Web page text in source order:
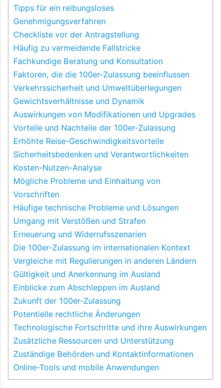
Tipps für ein reibungsloses
Genehmigungsverfahren
Checkliste vor der Antragstellung
Häufig zu vermeidende Fallstricke
Fachkundige Beratung und Konsultation
Faktoren, die die 100er-Zulassung beeinflussen
Verkehrssicherheit und Umweltüberlegungen
Gewichtsverhältnisse und Dynamik
Auswirkungen von Modifikationen und Upgrades
Vorteile und Nachteile der 100er-Zulassung
Erhöhte Reise-Geschwindigkeitsvorteile
Sicherheitsbedenken und Verantwortlichkeiten
Kosten-Nutzen-Analyse
Mögliche Probleme und Einhaltung von
Vorschriften
Häufige technische Probleme und Lösungen
Umgang mit Verstößen und Strafen
Erneuerung und Widerrufsszenarien
Die 100er-Zulassung im internationalen Kontext
Vergleiche mit Regulierungen in anderen Ländern
Gültigkeit und Anerkennung im Ausland
Einblicke zum Abschleppen im Ausland
Zukunft der 100er-Zulassung
Potentielle rechtliche Änderungen
Technologische Fortschritte und ihre Auswirkungen
Zusätzliche Ressourcen und Unterstützung
Zuständige Behörden und Kontaktinformationen
Online-Tools und mobile Anwendungen